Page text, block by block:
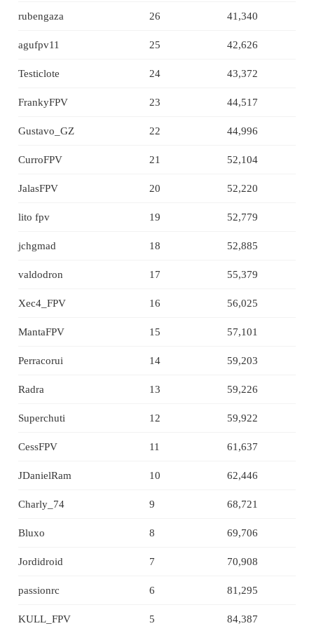
rubengaza 26 41,340
agufpv11 25 42,626
Testiclote 24 43,372
FrankyFPV 23 44,517
Gustavo_GZ 22 44,996
CurroFPV 21 52,104
JalasFPV 20 52,220
lito fpv 19 52,779
jchgmad 18 52,885
valdodron 17 55,379
Xec4_FPV 16 56,025
MantaFPV 15 57,101
Perracorui 14 59,203
Radra 13 59,226
Superchuti 12 59,922
CessFPV 11 61,637
JDanielRam 10 62,446
Charly_74 9 68,721
Bluxo 8 69,706
Jordidroid 7 70,908
passionrc 6 81,295
KULL_FPV 5 84,387